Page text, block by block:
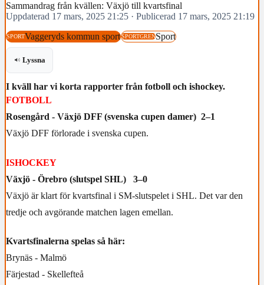
Sammandrag från kvällen: Växjö till kvartsfinal
Uppdaterad 17 mars, 2025 21:25 · Publicerad 17 mars, 2025 21:19
SPORTVaggeryds kommun sportSPORTGRENSport
Lyssna
I kväll har vi korta rapporter från fotboll och ishockey.
FOTBOLL
Rosengård - Växjö DFF (svenska cupen damer) 2–1
Växjö DFF förlorade i svenska cupen.
ISHOCKEY
Växjö - Örebro (slutspel SHL) 3–0
Växjö är klart för kvartsfinal i SM-slutspelet i SHL. Det var den
tredje och avgörande matchen lagen emellan.
Kvartsfinalerna spelas så här:
Brynäs - Malmö
Färjestad - Skellefteå